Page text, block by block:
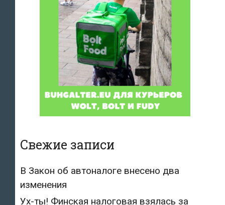
Свежие записи
В Закон об автоналоге внесено два
изменения
Ух-ты! Финская налоговая взялась за